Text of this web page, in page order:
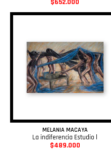
$652.000
MELANIA MACAYA
La indiferencia Estudio l
$489.000